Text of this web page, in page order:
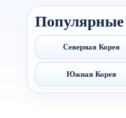
Северная Корея
Южная Корея